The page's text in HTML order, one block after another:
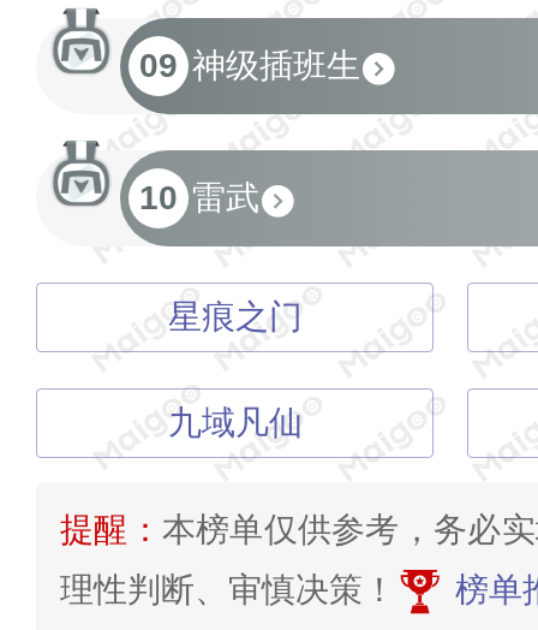
09 神级插班生
10 雷武
星痕之门
九域凡仙
提醒： 本榜单仅供参考，务必
理性判断、审慎决策！
榜单